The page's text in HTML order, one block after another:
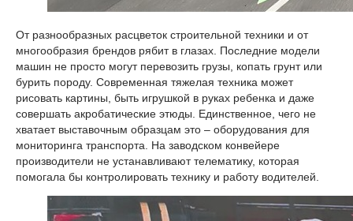
От разнообразных расцветок строительной техники и от
многообразия брендов рябит в глазах. Последние модели
машин не просто могут перевозить грузы, копать грунт или
бурить породу. Современная тяжелая техника может
рисовать картины, быть игрушкой в руках ребенка и даже
совершать акробатические этюды. Единственное, чего не
хватает выставочным образцам это – оборудования для
мониторинга транспорта. На заводском конвейере
производители не устанавливают телематику, которая
помогала бы контролировать технику и работу водителей.